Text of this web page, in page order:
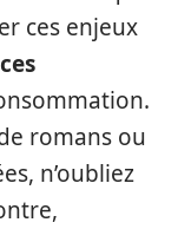
ces enjeux
romans ou
n’oubliez